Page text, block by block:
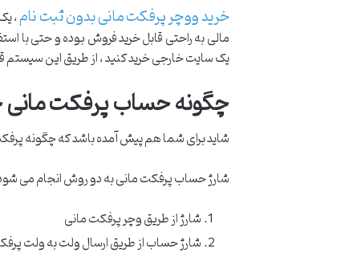
خرید ووچر پرفکت مانی بدون ثبت نام،
مالی به راحتی قابل خرید فروش بوده و حتی با
یک سایت خارجی خرید کنید ، از طریق این سیستم
چگونه حساب پرفکت مانی
شاید برای شما هم پیش آمده باشد که چگونه
شارژ حساب پرفکت مانی به دو روش انجام می
شارژ از طریق وچر پرفکت مانی
شارژ حساب از طریق ارسال ولت به ولت